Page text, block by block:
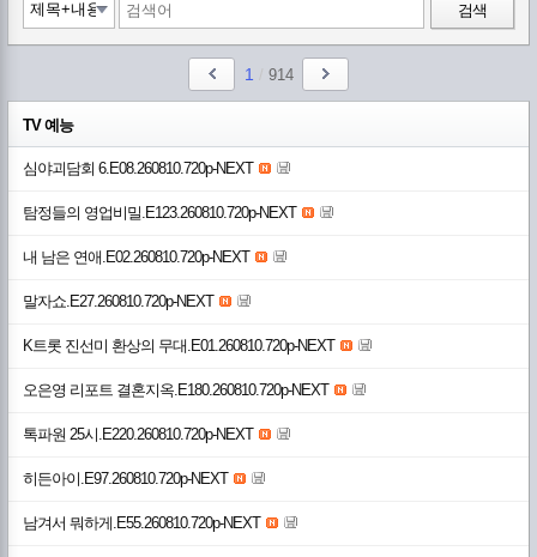
검색
1 914
TV 예능
심야괴담회 6.E08.260810.720p-NEXT
탐정들의 영업비밀.E123.260810.720p-NEXT
내 남은 연애.E02.260810.720p-NEXT
말자쇼.E27.260810.720p-NEXT
K트롯 진선미 환상의 무대.E01.260810.720p-NEXT
오은영 리포트 결혼지옥.E180.260810.720p-NEXT
톡파원 25시.E220.260810.720p-NEXT
히든아이.E97.260810.720p-NEXT
남겨서 뭐하게.E55.260810.720p-NEXT